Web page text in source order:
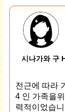
시나가와 구
전근에 따라
4 인 가족을
력적이었습